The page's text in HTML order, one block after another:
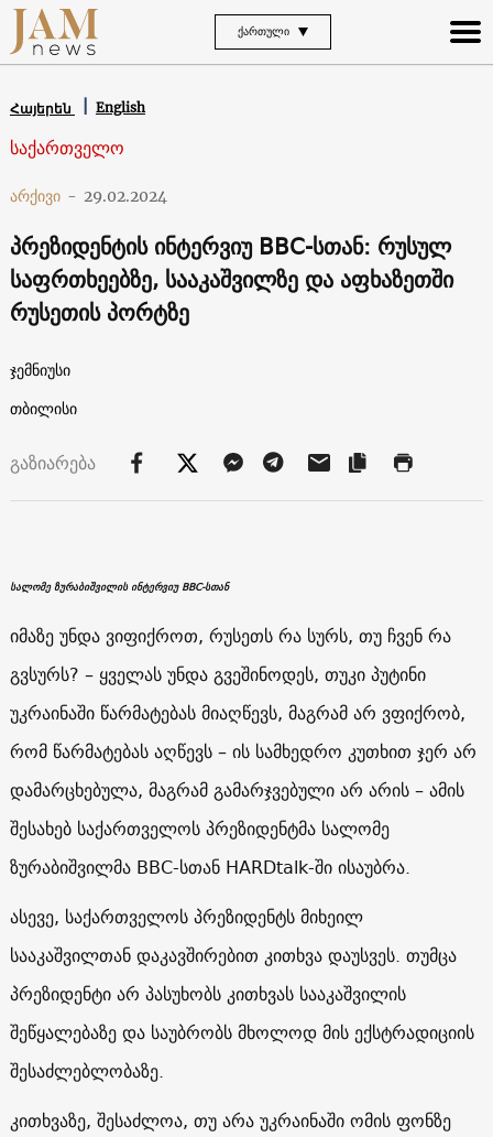
ᲥᲐᲠᲗᲣᲚᲘ
Հայերեն English
საქართველო
არქივი - 29.02.2024
პრეზიდენტის ინტერვიუ BBC-სთან: რუსულ
საფრთხეებზე, სააკაშვილზე და აფხაზეთში
რუსეთის პორტზე
ჯემნიუსი
თბილისი
გაზიარება
სალომე ზურაბიშვილის ინტერვიუ BBC-სთან
იმაზე უნდა ვიფიქროთ, რუსეთს რა სურს, თუ ჩვენ რა
გვსურს? – ყველას უნდა გვეშინოდეს, თუკი პუტინი
უკრაინაში წარმატებას მიაღწევს, მაგრამ არ ვფიქრობ,
რომ წარმატებას აღწევს – ის სამხედრო კუთხით ჯერ არ
დამარცხებულა, მაგრამ გამარჯვებული არ არის – ამის
შესახებ საქართველოს პრეზიდენტმა სალომე
ზურაბიშვილმა BBC-სთან HARDtalk-ში ისაუბრა.
ასევე, საქართველოს პრეზიდენტს მიხეილ
სააკაშვილთან დაკავშირებით კითხვა დაუსვეს. თუმცა
პრეზიდენტი არ პასუხობს კითხვას სააკაშვილის
შეწყალებაზე და საუბრობს მხოლოდ მის ექსტრადიციის
შესაძლებლობაზე.
კითხვაზე, შესაძლოა, თუ არა უკრაინაში ომის ფონზე